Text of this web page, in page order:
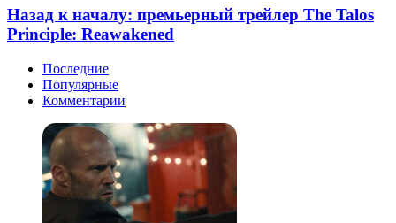
«Министерства
неджентльменской
войны»
началу:
премьерный
трейлер
Talos
Principle:
Reawakened
Назад к началу: премьерный трейлер The Talos
Principle: Reawakened
Последние
Популярные
Комментарии